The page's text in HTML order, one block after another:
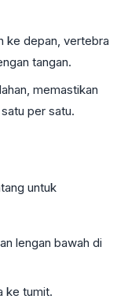
ke depan, vertebra
tangan.
memastikan
per satu.
untuk
lengan bawah di
ke tumit.